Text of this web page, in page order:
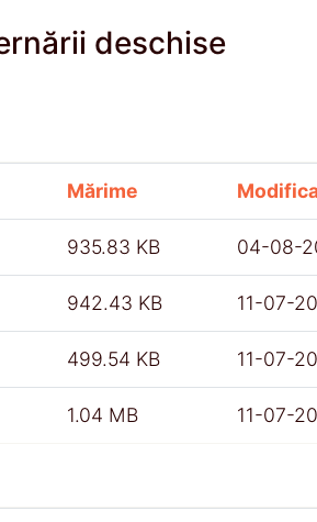
deschise
Mărime
935.83 KB 04-08-
942.43 KB 11-07-
499.54 KB 11-07-
1.04 MB 11-07-